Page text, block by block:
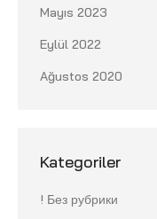
Mayıs 2023
Eylül 2022
Ağustos 2020
Kategoriler
! Без рубрики